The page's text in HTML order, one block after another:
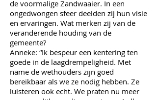
de voormalige Zandwaaier. In een
ongedwongen sfeer deelden zij hun visie
en ervaringen. Wat merken zij van de
veranderende houding van de
gemeente?
Anneke: “Ik bespeur een kentering ten
goede in de laagdrempeligheid. Met
name de wethouders zijn goed
bereikbaar als we ze nodig hebben. Ze
luisteren ook echt. We praten nu meer